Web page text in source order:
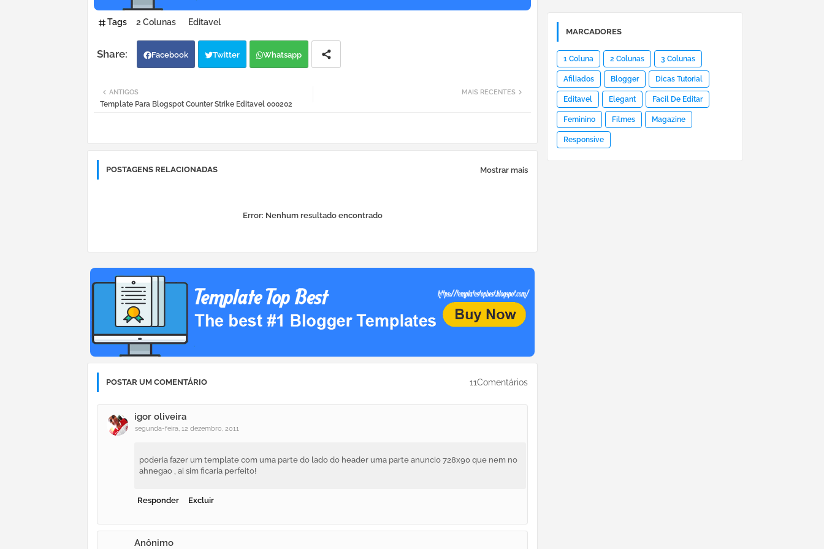
Tags 2 Colunas Editavel
Facebook Twitter Whatsapp
MAIS RECENTES
ANTIGOS
Template Para Blogspot Counter Strike Editavel 000202
POSTAGENS RELACIONADAS Mostrar mais
Error: Nenhum resultado encontrado
POSTAR UM COMENTÁRIO 11Comentários
igor oliveira
segunda-feira, 12 dezembro, 2011
poderia fazer um template com uma parte do lado do header uma parte anuncio 728x90 que nem no
ahnegao , ai sim ficaria perfeito!
Responder Excluir
Anônimo
MARCADORES
1 Coluna 2 Colunas 3 Colunas
Afiliados Blogger Dicas Tutorial
Editavel Elegant Facil De Editar
Feminino Filmes Magazine
Responsive